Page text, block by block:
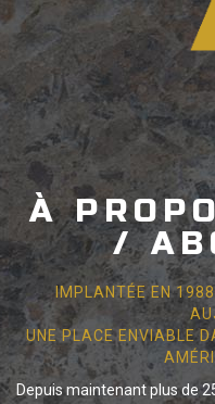
À
/
IMPLANTÉE EN
UNE PLACE ENVIABLE
Depuis maintenant plus de